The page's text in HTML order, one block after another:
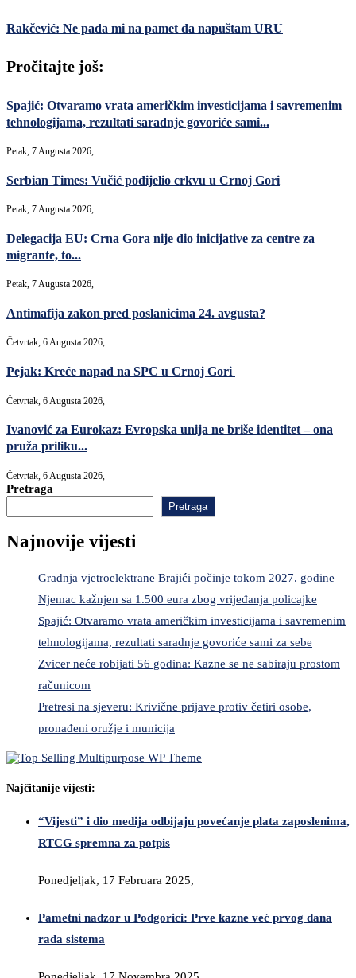
Rakčević: Ne pada mi na pamet da napuštam URU
Pročitajte još:
Spajić: Otvaramo vrata američkim investicijama i savremenim
tehnologijama, rezultati saradnje govoriće sami...
Petak, 7 Augusta 2026,
Serbian Times: Vučić podijelio crkvu u Crnoj Gori
Petak, 7 Augusta 2026,
Delegacija EU: Crna Gora nije dio inicijative za centre za
migrante, to...
Petak, 7 Augusta 2026,
Antimafija zakon pred poslanicima 24. avgusta?
Četvrtak, 6 Augusta 2026,
Pejak: Kreće napad na SPC u Crnoj Gori
Četvrtak, 6 Augusta 2026,
Ivanović za Eurokaz: Evropska unija ne briše identitet – ona
pruža priliku...
Četvrtak, 6 Augusta 2026,
Pretraga
Pretraga
Najnovije vijesti
Gradnja vjetroelektrane Brajići počinje tokom 2027. godine
Njemac kažnjen sa 1.500 eura zbog vrijeđanja policajke
Spajić: Otvaramo vrata američkim investicijama i savremenim
tehnologijama, rezultati saradnje govoriće sami za sebe
Zvicer neće robijati 56 godina: Kazne se ne sabiraju prostom
računicom
Pretresi na sjeveru: Krivične prijave protiv četiri osobe,
pronađeni oružje i municija
Najčitanije vijesti:
“Vijesti” i dio medija odbijaju povećanje plata zaposlenima,
RTCG spremna za potpis
Ponedjeljak, 17 Februara 2025,
Pametni nadzor u Podgorici: Prve kazne već prvog dana
rada sistema